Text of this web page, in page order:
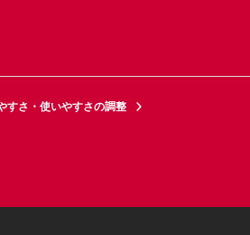
すさ・使いやすさの調整